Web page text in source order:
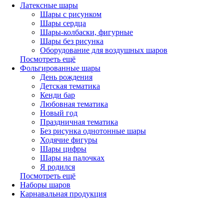
Латексные шары
Шары с рисунком
Шары сердца
Шары-колбаски, фигурные
Шары без рисунка
Оборудование для воздушных шаров
Посмотреть ещё
Фольгированные шары
День рождения
Детская тематика
Кенди бар
Любовная тематика
Новый год
Праздничная тематика
Без рисунка однотонные шары
Ходячие фигуры
Шары цифры
Шары на палочках
Я родился
Посмотреть ещё
Наборы шаров
Карнавальная продукция